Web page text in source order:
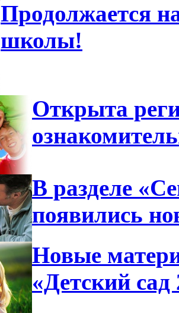
Продолжается
школы!
Открыта
В разделе
появились
Новые
«Детский сад